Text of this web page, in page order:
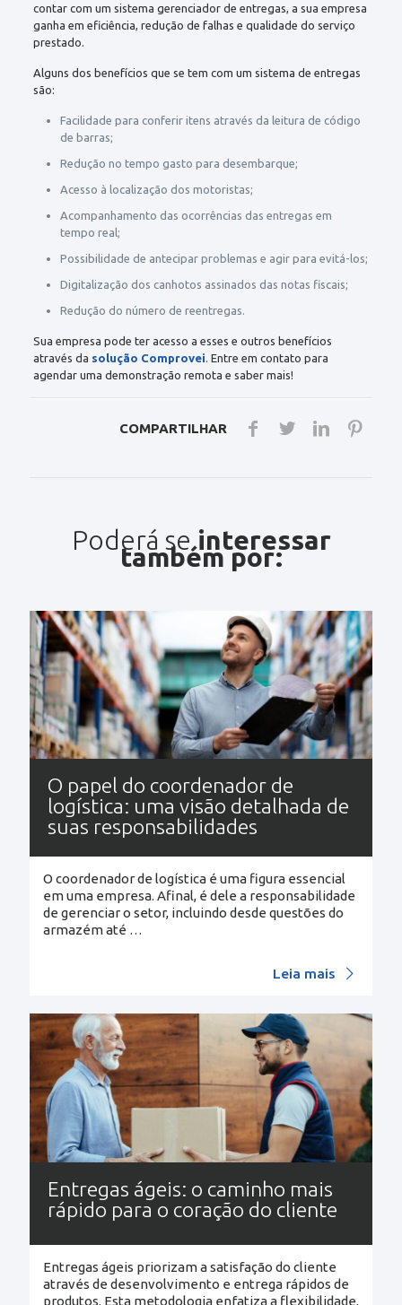
contar com um sistema gerenciador de entregas, a sua empresa
ganha em eficiência, redução de falhas e qualidade do serviço
prestado.
Alguns dos benefícios que se tem com um sistema de entregas
são:
Facilidade para conferir itens através da leitura de código
de barras;
Redução no tempo gasto para desembarque;
Acesso à localização dos motoristas;
Acompanhamento das ocorrências das entregas em
tempo real;
Possibilidade de antecipar problemas e agir para evitá-los;
Digitalização dos canhotos assinados das notas fiscais;
Redução do número de reentregas.
Sua empresa pode ter acesso a esses e outros benefícios
através da solução Comprovei . Entre em contato para
agendar uma demonstração remota e saber mais!
COMPARTILHAR
Poderá seinteressar
também por:
O papel do coordenador de
logística: uma visão detalhada de
suas responsabilidades
O coordenador de logística é uma figura essencial
em uma empresa. Afinal, é dele a responsabilidade
de gerenciar o setor, incluindo desde questões do
armazém até …
Leia mais
Entregas ágeis: o caminho mais
rápido para o coração do cliente
Entregas ágeis priorizam a satisfação do cliente
através de desenvolvimento e entrega rápidos de
produtos. Esta metodologia enfatiza a flexibilidade,